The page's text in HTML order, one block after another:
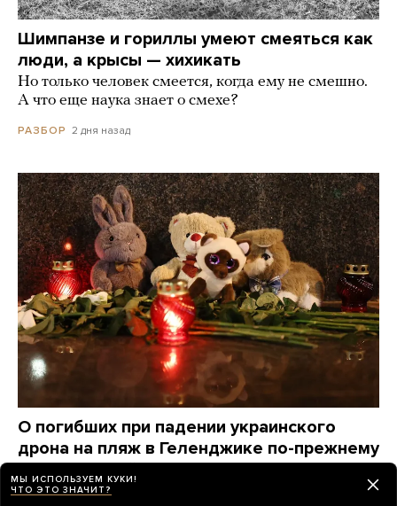
Шимпанзе и гориллы умеют смеяться как
люди, а крысы — хихикать
Но только человек смеется, когда ему не смешно.
А что еще наука знает о смехе?
РАЗБОР 2 дня назад
О погибших при падении украинского
дрона на пляж в Геленджике по-прежнему
известно крайне мало. Вот что удалось
узнать о жертвах за три дня
МЫ ИСПОЛЬЗУЕМ КУКИ!
ЧТО ЭТО ЗНАЧИТ?